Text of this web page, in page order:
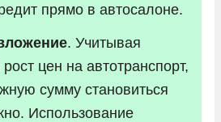
прямо в автосалоне.
. Учитывая
цен на автотранспорт,
сумму становиться
Использование